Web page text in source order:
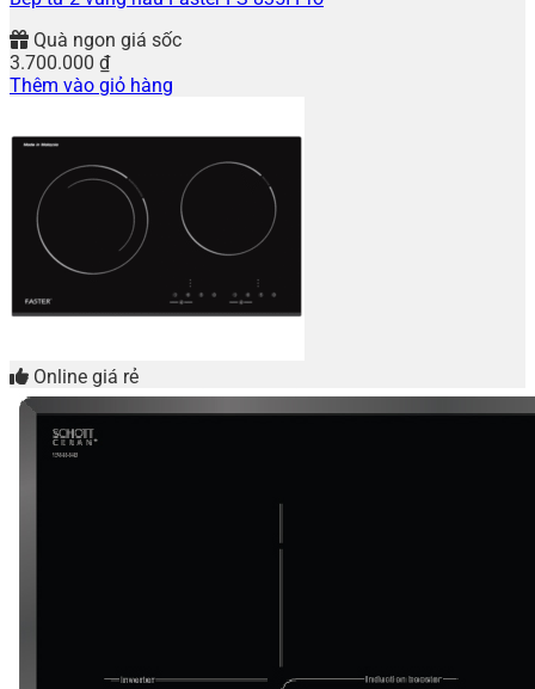
Quà ngon giá sốc
3.700.000 ₫
Thêm vào giỏ hàng
Online giá rẻ